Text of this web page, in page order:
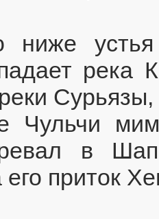
ниже
река
Чульчи
в
приток